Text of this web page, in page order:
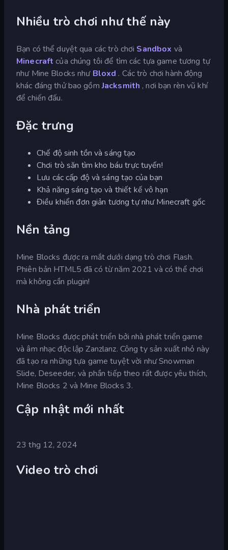
Nhiều trò chơi như thế này
Bạn có thể duyệt qua các trò chơi Sandbox và
Minecraft của chúng tôi để tìm các tựa game tương tự
như Mine Blocks như Bloxd . Các trò chơi hành động
khác đáng thử bao gồmJacksmith , nơi bạn rèn vũ khí
để chiến đấu.
Đặc trưng
Chế độ sinh tồn và sáng tạo
Chơi trò săn tìm kho báu trực tuyến!
Lưu các cấp độ và sáng tạo của bạn
Khả năng sáng tạo và thiết kế vô hạn
Điều khiển đơn giản tương tự như Minecraft gốc
Nền tảng
Mine Blocks được ra mắt dưới dạng trò chơi Flash.
Phiên bản HTML5 đã có từ năm 2021 và có thể chơi
mà không cần plugin!
Nhà phát triển
Mine Blocks được phát triển bởi nhà phát triển game
và âm nhạc độc lập Zanzlanz. Công ty sản xuất nhỏ này
đã tạo ra những tựa game tuyệt vời như Snowman
Slide, Deseeder, và phần tiếp theo rất được yêu thích,
Mine Blocks 2 và Mine Blocks 3.
Cập nhật mới nhất
23 thg 12, 2024
Video trò chơi